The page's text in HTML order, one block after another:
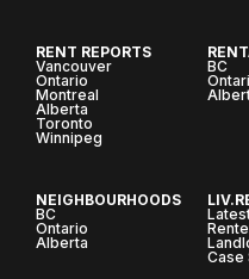
RENT REPORTS
Vancouver
Ontario
Montreal
Alberta
Toronto
Winnipeg
BC
NEIGHBOURHOODS
BC
Ontario
Alberta
Case